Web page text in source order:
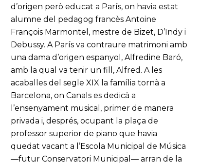
d’origen però educat a París, on havia estat
alumne del pedagog francès Antoine
François Marmontel, mestre de Bizet, D’Indy i
Debussy. A París va contraure matrimoni amb
una dama d’origen espanyol, Alfredine Baró,
amb la qual va tenir un fill, Alfred. A les
acaballes del segle XIX la família tornà a
Barcelona, on Canals es dedicà a
l’ensenyament musical, primer de manera
privada i, després, ocupant la plaça de
professor superior de piano que havia
quedat vacant a l’Escola Municipal de Música
—futur Conservatori Municipal— arran de la